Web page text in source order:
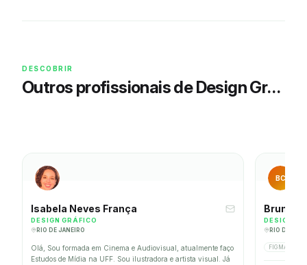
DESCOBRIR
Outros profissionais de Design Gráfico
Isabela Neves França
DESIGN GRÁFICO
RIO DE JANEIRO
Olá, Sou formada em Cinema e Audiovisual, atualmente faço
Estudos de Mídia na UFF. Sou ilustradora e artista visual. Já
BC
Bruno
DESIGN
RIO DE
FIGMA